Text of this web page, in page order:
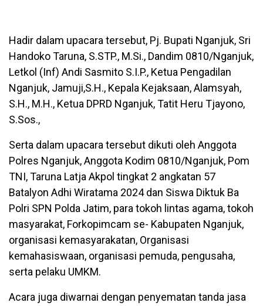
Hadir dalam upacara tersebut, Pj. Bupati Nganjuk, Sri
Handoko Taruna, S.STP., M.Si., Dandim 0810/Nganjuk,
Letkol (Inf) Andi Sasmito S.I.P., Ketua Pengadilan
Nganjuk, Jamuji,S.H., Kepala Kejaksaan, Alamsyah,
S.H., M.H., Ketua DPRD Nganjuk, Tatit Heru Tjayono,
S.Sos.,
Serta dalam upacara tersebut dikuti oleh Anggota
Polres Nganjuk, Anggota Kodim 0810/Nganjuk, Pom
TNI, Taruna Latja Akpol tingkat 2 angkatan 57
Batalyon Adhi Wiratama 2024 dan Siswa Diktuk Ba
Polri SPN Polda Jatim, para tokoh lintas agama, tokoh
masyarakat, Forkopimcam se- Kabupaten Nganjuk,
organisasi kemasyarakatan, Organisasi
kemahasiswaan, organisasi pemuda, pengusaha,
serta pelaku UMKM.
Acara juga diwarnai dengan penyematan tanda jasa